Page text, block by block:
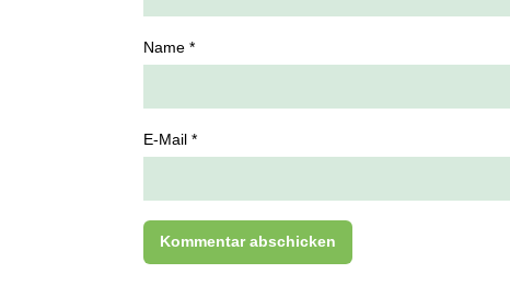
Name *
E-Mail *